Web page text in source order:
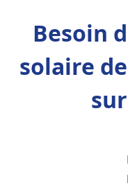
Besoin
solaire